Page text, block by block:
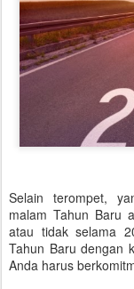
Selain terompet,
malam Tahun Baru
atau tidak selama
Tahun Baru dengan
Anda harus